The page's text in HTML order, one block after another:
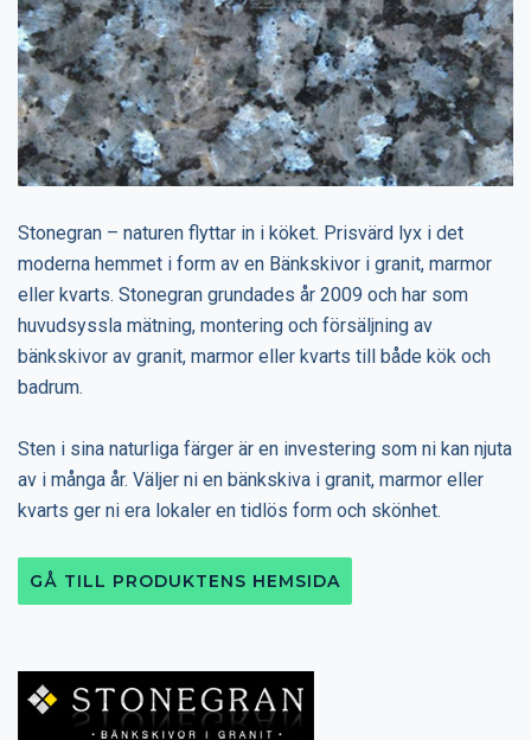
Stonegran – naturen flyttar in i köket. Prisvärd lyx i det
moderna hemmet i form av en Bänkskivor i granit, marmor
eller kvarts. Stonegran grundades år 2009 och har som
huvudsyssla mätning, montering och försäljning av
bänkskivor av granit, marmor eller kvarts till både kök och
badrum.
Sten i sina naturliga färger är en investering som ni kan njuta
av i många år. Väljer ni en bänkskiva i granit, marmor eller
kvarts ger ni era lokaler en tidlös form och skönhet.
GÅ TILL PRODUKTENS HEMSIDA